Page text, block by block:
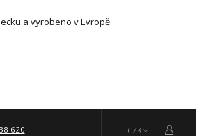
a vyrobeno v Evropě
          CZK
620